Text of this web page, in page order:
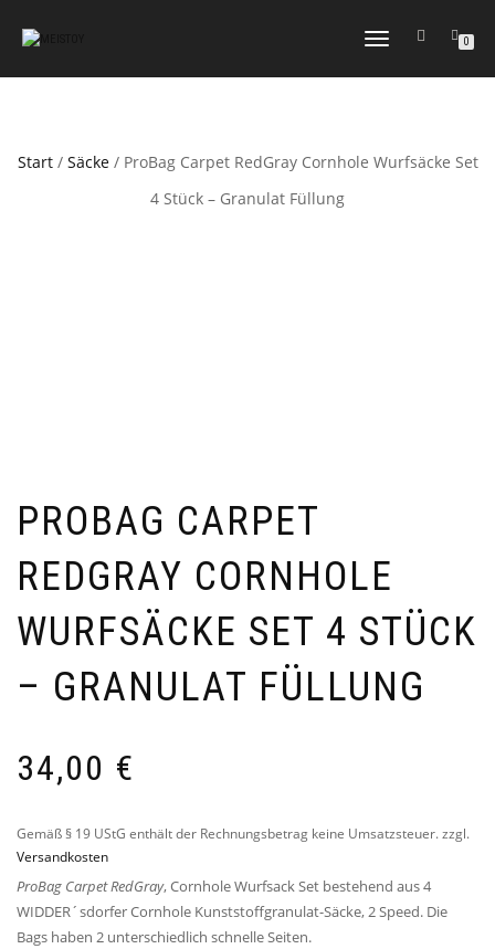
NAVIGATION
0
Start/ Säcke/ ProBag Carpet RedGray Cornhole Wurfsäcke Set
4 Stück – Granulat Füllung
PROBAG CARPET
REDGRAY CORNHOLE
WURFSÄCKE SET 4 STÜCK
– GRANULAT FÜLLUNG
34,00 €
Gemäß § 19 UStG enthält der Rechnungsbetrag keine Umsatzsteuer. zzgl.
Versandkosten
ProBag Carpet RedGray, Cornhole Wurfsack Set bestehend aus 4
WIDDER´sdorfer Cornhole Kunststoffgranulat-Säcke, 2 Speed. Die
Bags haben 2 unterschiedlich schnelle Seiten.